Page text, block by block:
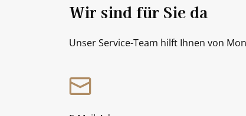
Wir sind für Sie da
Unser Service-Team hilft Ihnen von